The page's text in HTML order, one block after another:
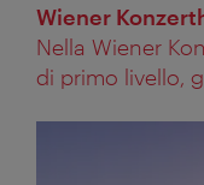
Wiener
Nella Wiener
di primo livello,